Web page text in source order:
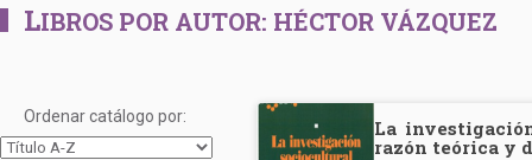
LIBROS POR AUTOR: HÉCTOR VÁZQUEZ
Ordenar catálogo por:
La
razón teórica y